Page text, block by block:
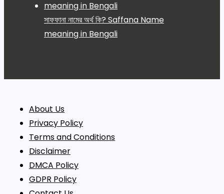
সাফফানা নামের অর্থ কি? Saffana Name
meaning in Bengali
About Us
Privacy Policy
Terms and Conditions
Disclaimer
DMCA Policy
GDPR Policy